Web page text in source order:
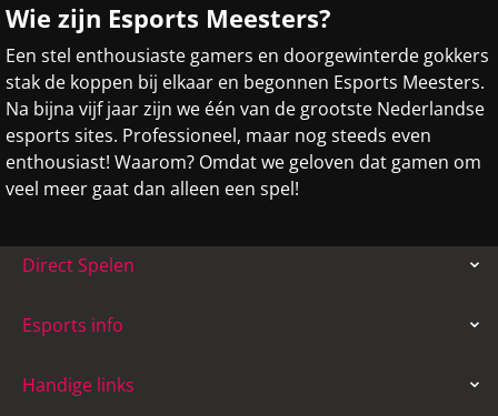
Wie zijn Esports Meesters?
Een stel enthousiaste gamers en doorgewinterde gokkers
stak de koppen bij elkaar en begonnen Esports Meesters.
Na bijna vijf jaar zijn we één van de grootste Nederlandse
esports sites. Professioneel, maar nog steeds even
enthousiast! Waarom? Omdat we geloven dat gamen om
veel meer gaat dan alleen een spel!
Direct Spelen
Esports info
Handige links